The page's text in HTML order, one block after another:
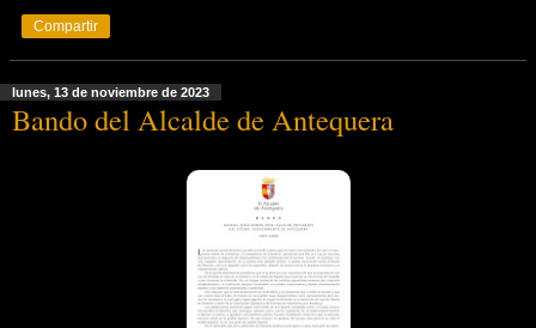
Compartir
lunes, 13 de noviembre de 2023
Bando del Alcalde de Antequera